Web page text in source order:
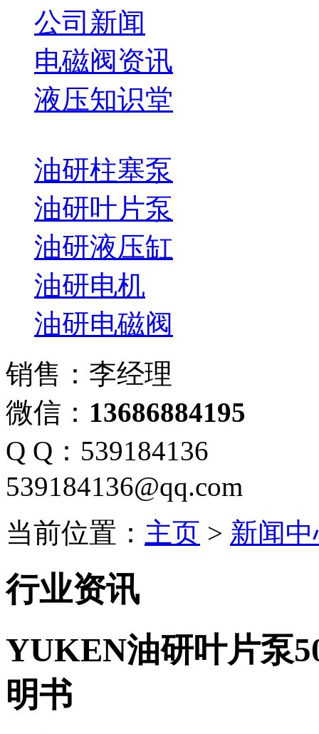
公司新闻
电磁阀资讯
液压知识堂
油研柱塞泵
油研叶片泵
油研液压缸
油研电机
油研电磁阀
销售：李经理
微信： 13686884195
Q Q：539184136
539184136@qq.com
当前位置： 主页 > 新闻
行业资讯
YUKEN油研叶片泵
明书